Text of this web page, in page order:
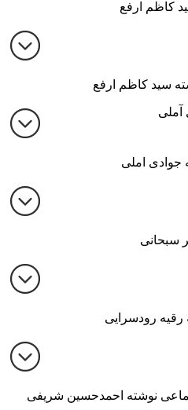
سید کاظم ارفع
جوادی املی
سبحانی
رقیه رودسرایی
نوشته احمدحسین شریفی